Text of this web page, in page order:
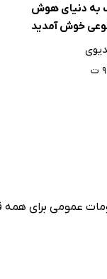
به دنیای هوش
خوش آمدید
عمومی برای همه